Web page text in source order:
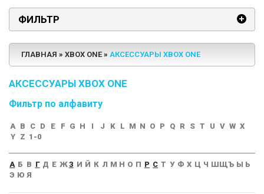
ФИЛЬТР
ГЛАВНАЯ XBOX ONE АКСЕССУАРЫ XBOX ONE
АКСЕССУАРЫ XBOX ONE
Фильтр по алфавиту
A B C D E F G H I J K L M N O P Q R S T U V W X
Y
Z 1-0
А Б В Г Д Е ЖЗ И Й К Л М Н О П Р С Т У Ф Х Ц Ч ШЩЪ Ы Ь
Э Ю Я